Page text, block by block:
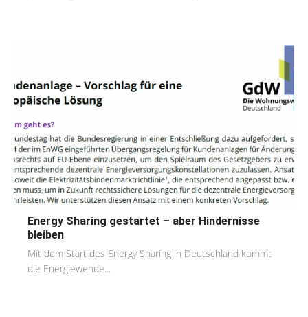
Energy Sharing gestartet – aber Hindernisse
bleiben
Mit dem Start des Energy Sharing in Deutschland kommt
die Energiewende...